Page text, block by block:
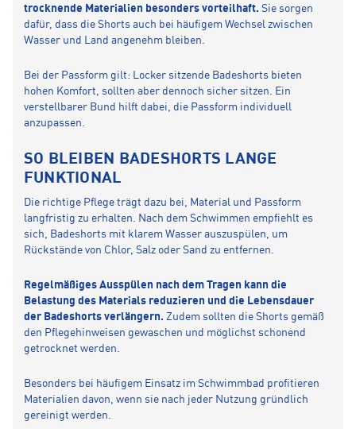
trocknende Materialien besonders vorteilhaft. Sie sorgen
dafür, dass die Shorts auch bei häufigem Wechsel zwischen
Wasser und Land angenehm bleiben.
Bei der Passform gilt: Locker sitzende Badeshorts bieten
hohen Komfort, sollten aber dennoch sicher sitzen. Ein
verstellbarer Bund hilft dabei, die Passform individuell
anzupassen.
SO BLEIBEN BADESHORTS LANGE
FUNKTIONAL
Die richtige Pflege trägt dazu bei, Material und Passform
langfristig zu erhalten. Nach dem Schwimmen empfiehlt es
sich, Badeshorts mit klarem Wasser auszuspülen, um
Rückstände von Chlor, Salz oder Sand zu entfernen.
Regelmäßiges Ausspülen nach dem Tragen kann die
Belastung des Materials reduzieren und die Lebensdauer
der Badeshorts verlängern. Zudem sollten die Shorts gemäß
den Pflegehinweisen gewaschen und möglichst schonend
getrocknet werden.
Besonders bei häufigem Einsatz im Schwimmbad profitieren
Materialien davon, wenn sie nach jeder Nutzung gründlich
gereinigt werden.